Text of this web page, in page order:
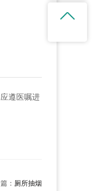
遵医嘱进
： 厕所抽烟